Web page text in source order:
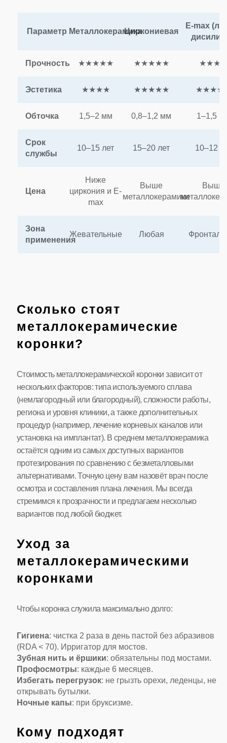
Параметр МеталлокерамикаЦиркониевая
E-max
Прочность ★★★★★ ★★★★★
Эстетика ★★★★ ★★★★★
Обточка 1,5–2 мм 0,8–1,2 мм 1–1,5
Срок
службы
10–15 лет 15–20 лет 10–12
Цена
Ниже
циркония и E-
max
Выше
металлокерамики
Выше
Зона
применения
Жевательные Любая
Сколько стоят
металлокерамические
коронки?
Стоимость металлокерамической коронки зависит от
нескольких факторов: типа используемого сплава
(немлагородный или благородный), сложности работы,
региона и уровня клиники, а также дополнительных
процедур (например, лечение корневых каналов или
установка на имплантат). В среднем металлокерамика
остаётся одним из самых доступных вариантов
протезирования по сравнению с безметалловыми
альтернативами. Точную цену вам назовёт врач после
осмотра и составления плана лечения. Мы всегда
стремимся к прозрачности и предлагаем несколько
вариантов под любой бюджет.
Уход за
металлокерамическими
коронками
Чтобы коронка служила максимально долго:
Гигиена: чистка 2 раза в день пастой без абразивов
(RDA < 70). Ирригатор для мостов.
Зубная нить и ёршики: обязательны под мостами.
Профосмотры: каждые 6 месяцев.
Избегать перегрузок: не грызть орехи, леденцы, не
открывать бутылки.
Ночные капы: при бруксизме.
Кому подходят